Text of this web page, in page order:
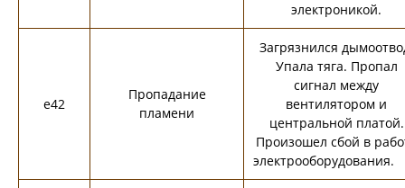
электроникой.
e42
Пропадание
пламени
Загрязнился
Упала тяга. Пропал
сигнал между
вентилятором и
центральной платой.
Произошел сбой в